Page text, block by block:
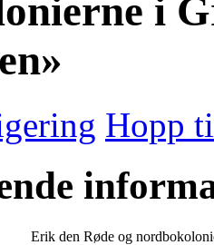
i
Hopp
Erik den Røde og